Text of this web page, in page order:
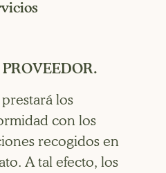
los
con los
recogidos en
A tal efecto, los